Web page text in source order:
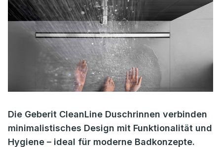
Die Geberit CleanLine Duschrinnen verbinden
minimalistisches Design mit Funktionalität und
Hygiene – ideal für moderne Badkonzepte.